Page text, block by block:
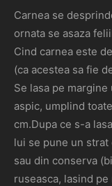
Carnea se
ornata se asaza
Cind carnea este
(ca acestea sa fie
Se lasa pe
aspic, umplind
cm.Dupa ce s-a
lui se pune un
sau din conserva
ruseasca, lasind